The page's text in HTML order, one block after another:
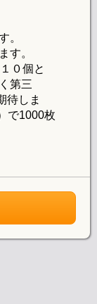
。
す。
０個と
第三
待しま
で1000枚